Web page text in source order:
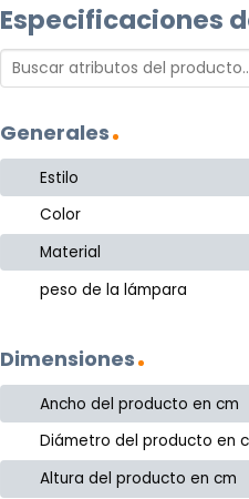
Especificaciones
Generales
Estilo
Color
Material
peso de la lámpara
Dimensiones
Ancho del producto en cm
Diámetro del producto en
Altura del producto en cm